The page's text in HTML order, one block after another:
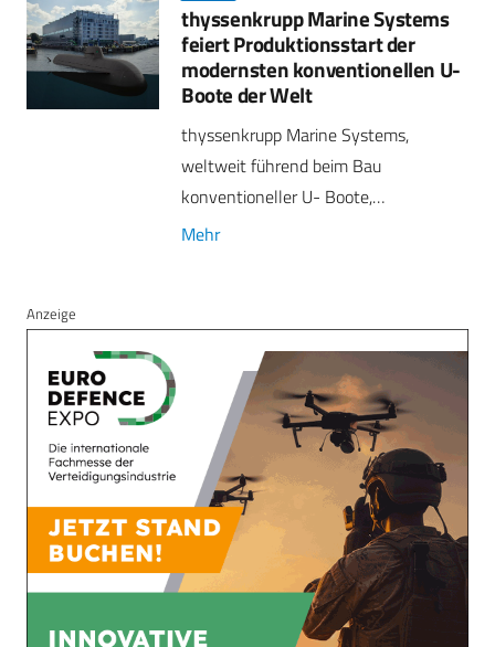
thyssenkrupp Marine Systems
feiert Produktionsstart der
modernsten konventionellen U-
Boote der Welt
thyssenkrupp Marine Systems,
weltweit führend beim Bau
konventioneller U- Boote,…
Mehr
Anzeige